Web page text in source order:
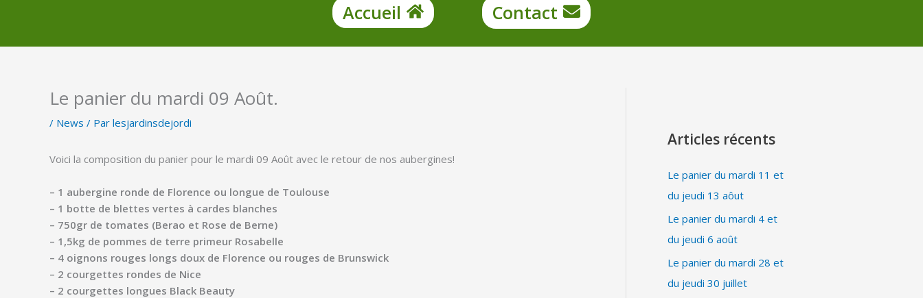
Accueil Contact
Le panier du mardi 09 Août.
/ News / Par lesjardinsdejordi
Voici la composition du panier pour le mardi 09 Août avec le retour de nos aubergines!
– 1 aubergine ronde de Florence ou longue de Toulouse
– 1 botte de blettes vertes à cardes blanches
– 750gr de tomates (Berao et Rose de Berne)
– 1,5kg de pommes de terre primeur Rosabelle
– 4 oignons rouges longs doux de Florence ou rouges de Brunswick
– 2 courgettes rondes de Nice
– 2 courgettes longues Black Beauty
Articles récents
Le panier du mardi 11 et
du jeudi 13 aôut
Le panier du mardi 4 et
du jeudi 6 août
Le panier du mardi 28 et
du jeudi 30 juillet